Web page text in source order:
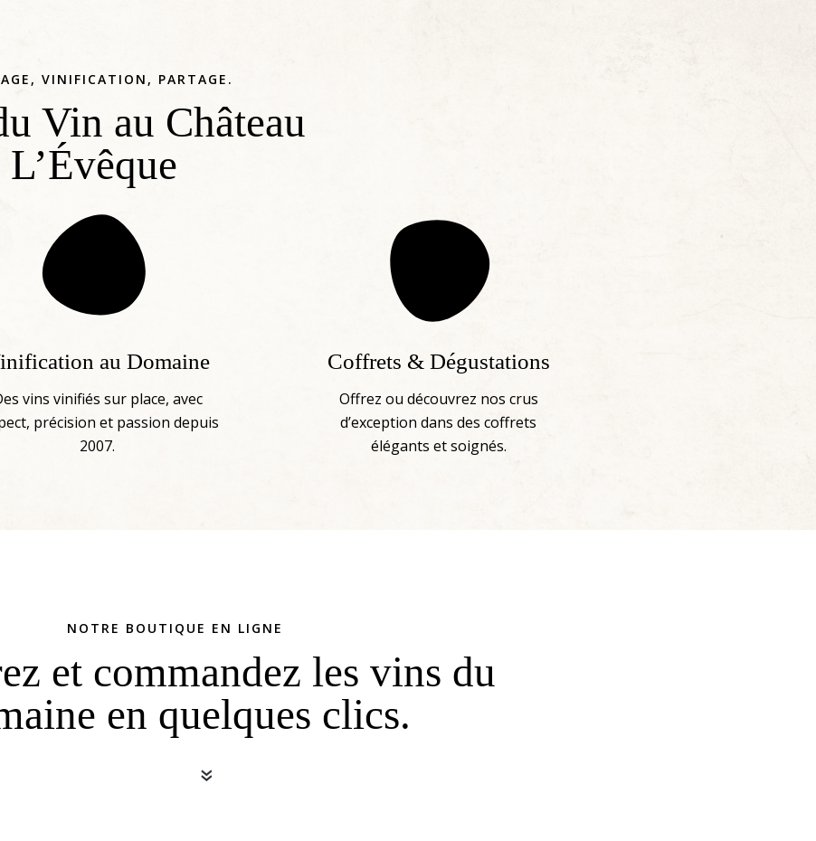
VINIFICATION, PARTAGE.
Vin au Château
L’Évêque
au Domaine
vins vinifiés sur place, avec
précision et passion depuis
2007.
Coffrets & Dégustations
Offrez ou découvrez nos crus
d’exception dans des coffrets
élégants et soignés.
NOTRE BOUTIQUE EN LIGNE
et commandez les vins du
en quelques clics.
«